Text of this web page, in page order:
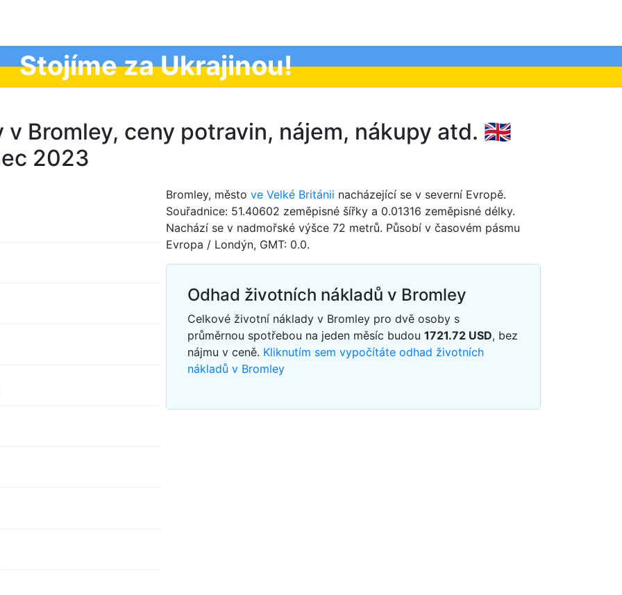
Stojíme za Ukrajinou!
Bromley, ceny potravin, nájem, nákupy atd. 🇬🇧
2023
Bromley, město ve Velké Británii nacházející se v severní Evropě.
Souřadnice: 51.40602 zeměpisné šířky a 0.01316 zeměpisné délky.
Nachází se v nadmořské výšce 72 metrů. Působí v časovém pásmu
Evropa / Londýn, GMT: 0.0.
Odhad životních nákladů v Bromley
Celkové životní náklady v Bromley pro dvě osoby s
průměrnou spotřebou na jeden měsíc budou 1721.72 USD, bez
nájmu v ceně. Kliknutím sem vypočítáte odhad životních
nákladů v Bromley